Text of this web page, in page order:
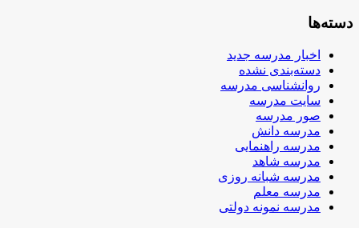
دسته‌ها
اخبار مدرسه جدید
دسته‌بندی نشده
روانشناسی مدرسه
سایت مدرسه
صور مدرسه
مدرسه دانش
مدرسه راهنمایی
مدرسه شاهد
مدرسه شبانه روزی
مدرسه معلم
مدرسه نمونه دولتی